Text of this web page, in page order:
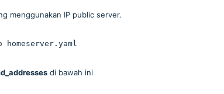
menggunakan IP public server.
di bawah ini